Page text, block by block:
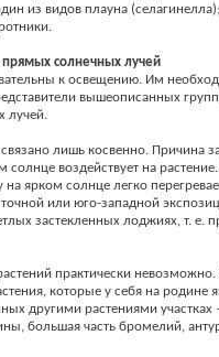
из видов плауна
прямых солнечных лучей
к освещению. Им
вышеописанных
лучей.
лишь косвенно. Причина
солнце воздействует на
ярком солнце легко
или юго-западной
застекленных лоджиях, т. е.
практически невозможно.
которые у себя на родине
другими растениями
большая часть бромелий,